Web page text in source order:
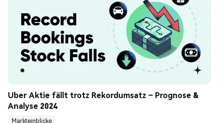
Uber Aktie fällt trotz Rekordumsatz – Prognose &
Analyse 2024
Markteinblicke